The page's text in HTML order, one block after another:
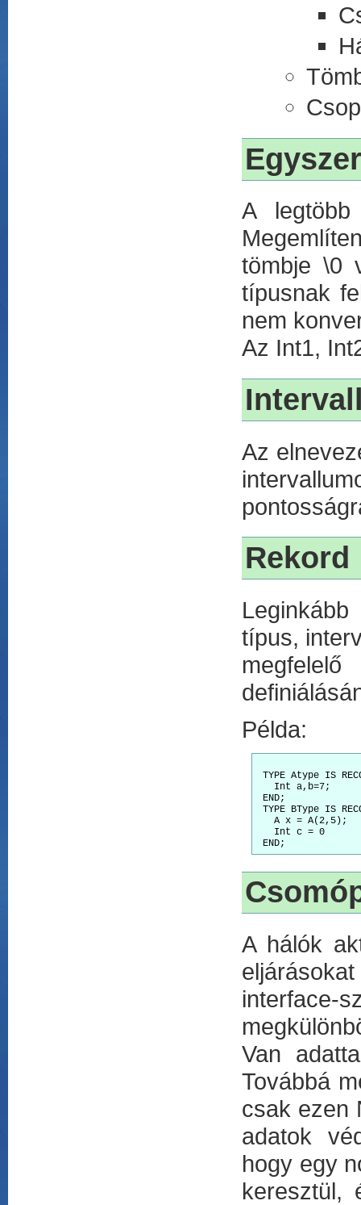
A
tömbje \0
típusnak
nem
Az Int1,
Az
Rekord
típus,
Példa:
TYPE Atype IS
   Int a,b=7;
END;
TYPE BType IS
   A x = A(2,5);
   Int c = 0
A hálók
interface-
Van
Továbbá
csak ezen
adatok
hogy egy
keresztül,